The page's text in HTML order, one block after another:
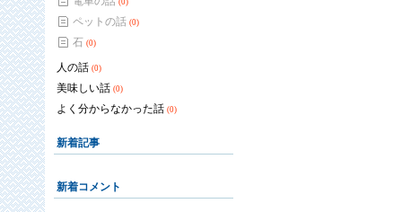
(0)
ペットの話 (0)
石 (0)
人の話 (0)
美味しい話 (0)
よく分からなかった話 (0)
新着記事
新着コメント